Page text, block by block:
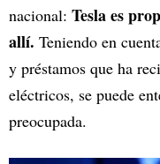
nacional: Tesla es
allí. Teniendo en
y préstamos que ha
eléctricos, se puede
preocupada.